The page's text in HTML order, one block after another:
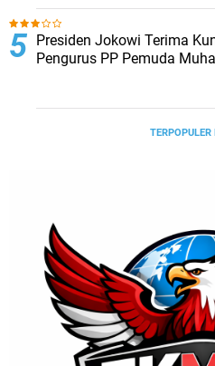
Presiden Jokowi Terima
Pengurus PP Pemuda